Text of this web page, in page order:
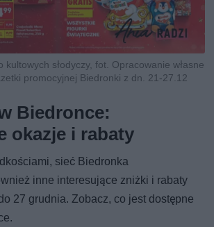
kultowych słodyczy, fot. Opracowanie własne
promocyjnej Biedronki z dn. 21-27.12
Biedronce:
okazje i rabaty
sieć Biedronka
inne interesujące zniżki i rabaty
27 grudnia. Zobacz, co jest dostępne